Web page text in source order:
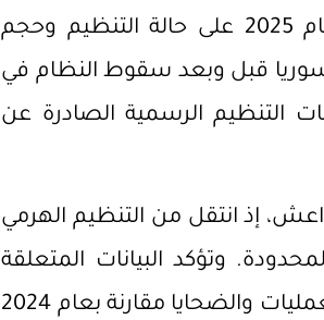
التي شهدتها استراتيجية مكافحة الإرهاب منذ مطلع عام 2025 على حالة التنظيم وحجم
قبل وبعد سقوط النظام في
بيانات التنظيم الرسمية الصادرة عن
إذ انتقل من التنظيم الهرمي
وتؤكد البيانات المتعلقة
بنشاط التنظيم خلال عام 2025 تراجعًا ملحوظًا في عدد العمليات والضحايا مقارنة بعام 2024